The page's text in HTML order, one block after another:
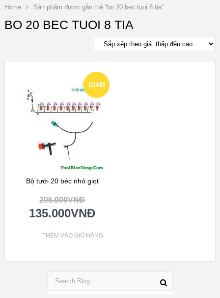
Home Sản phẩm được gắn thẻ “bo 20 bec tuoi 8 tia”
BO 20 BEC TUOI 8 TIA
GIẢM
GIÁ!
Bộ tưới 20 béc nhỏ giọt
205.000VNĐ
135.000VNĐ
THÊM VÀO GIỎ HÀNG